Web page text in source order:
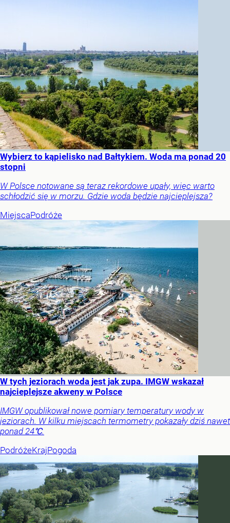
Wybierz to kąpielisko nad Bałtykiem. Woda ma ponad 20
stopni
W Polsce notowane są teraz rekordowe upały, więc warto
schłodzić się w morzu. Gdzie woda będzie najcieplejsza?
MiejscaPodróże
W tych jeziorach woda jest jak zupa. IMGW wskazał
najcieplejsze akweny w Polsce
IMGW opublikował nowe pomiary temperatury wody w
jeziorach. W kilku miejscach termometry pokazały dziś nawet
ponad 24℃.
PodróżeKrajPogoda